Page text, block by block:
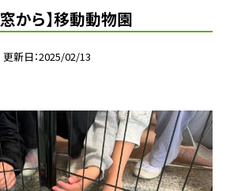
から】移動動物園
更新日 2025/02/13